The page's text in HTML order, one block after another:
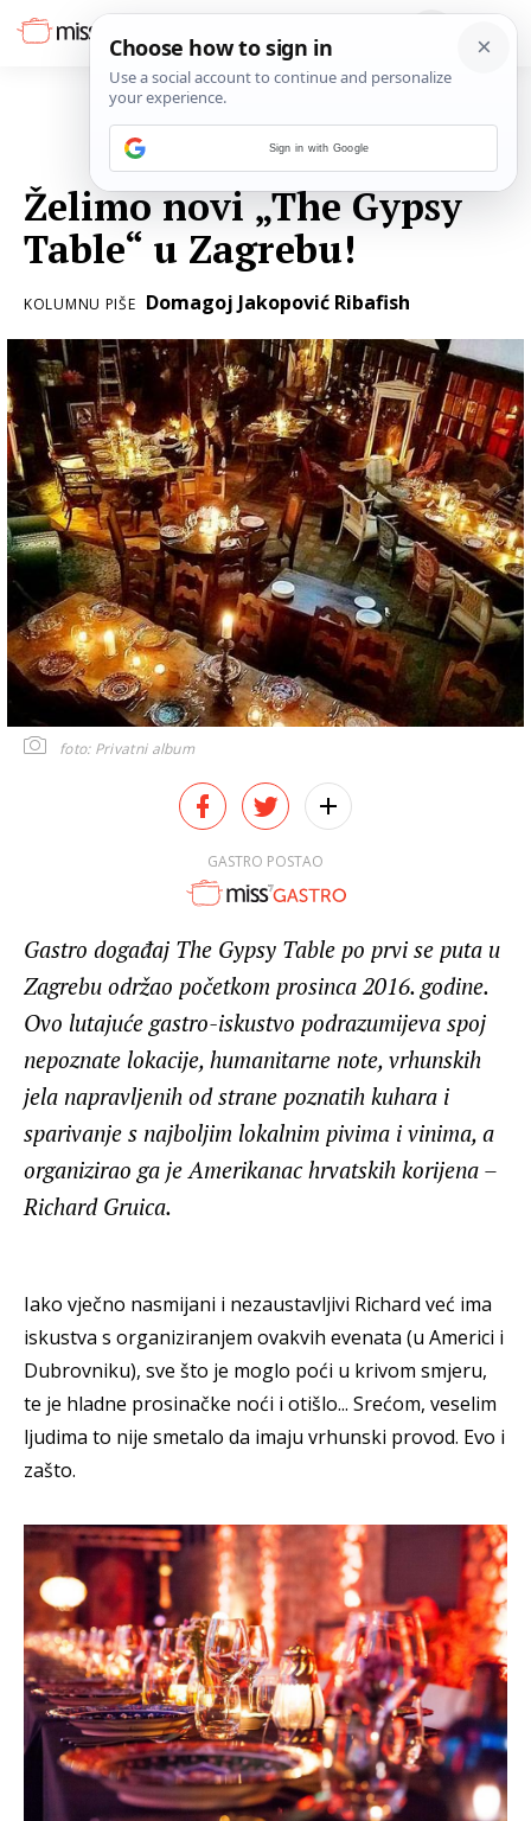
Želimo novi „The Gypsy
Table“ u Zagrebu!
KOLUMNU PIŠE Domagoj Jakopović Ribafish
foto: Privatni album
GASTRO POSTAO
Gastro događaj The Gypsy Table po prvi se puta u
Zagrebu održao početkom prosinca 2016. godine.
Ovo lutajuće gastro-iskustvo podrazumijeva spoj
nepoznate lokacije, humanitarne note, vrhunskih
jela napravljenih od strane poznatih kuhara i
sparivanje s najboljim lokalnim pivima i vinima, a
organizirao ga je Amerikanac hrvatskih korijena –
Richard Gruica.
Iako vječno nasmijani i nezaustavljivi Richard već ima
iskustva s organiziranjem ovakvih evenata (u Americi i
Dubrovniku), sve što je moglo poći u krivom smjeru,
te je hladne prosinačke noći i otišlo... Srećom, veselim
ljudima to nije smetalo da imaju vrhunski provod. Evo i
zašto.
Sign in with Google